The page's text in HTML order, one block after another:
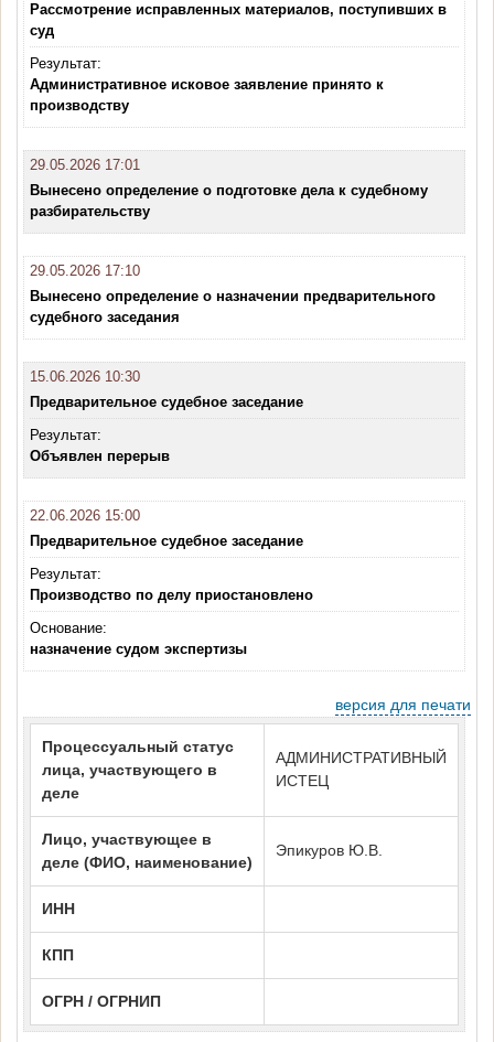
Рассмотрение исправленных материалов, поступивших в
суд
Результат:
Административное исковое заявление принято к
производству
29.05.2026 17:01
Вынесено определение о подготовке дела к судебному
разбирательству
29.05.2026 17:10
Вынесено определение о назначении предварительного
судебного заседания
15.06.2026 10:30
Предварительное судебное заседание
Результат:
Объявлен перерыв
22.06.2026 15:00
Предварительное судебное заседание
Результат:
Производство по делу приостановлено
Основание:
назначение судом экспертизы
версия для печати
Процессуальный статус
лица, участвующего в
деле
АДМИНИСТРАТИВНЫЙ
ИСТЕЦ
Лицо, участвующее в
деле (ФИО, наименование)
Эпикуров Ю.В.
ИНН
КПП
ОГРН / ОГРНИП